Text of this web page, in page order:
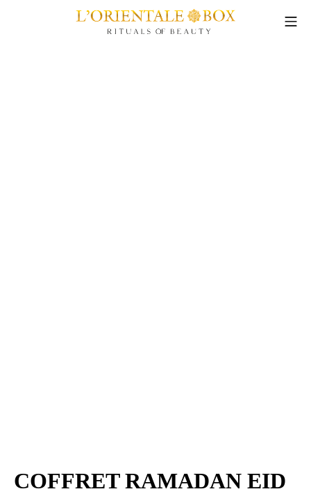
COFFRET RAMADAN EID